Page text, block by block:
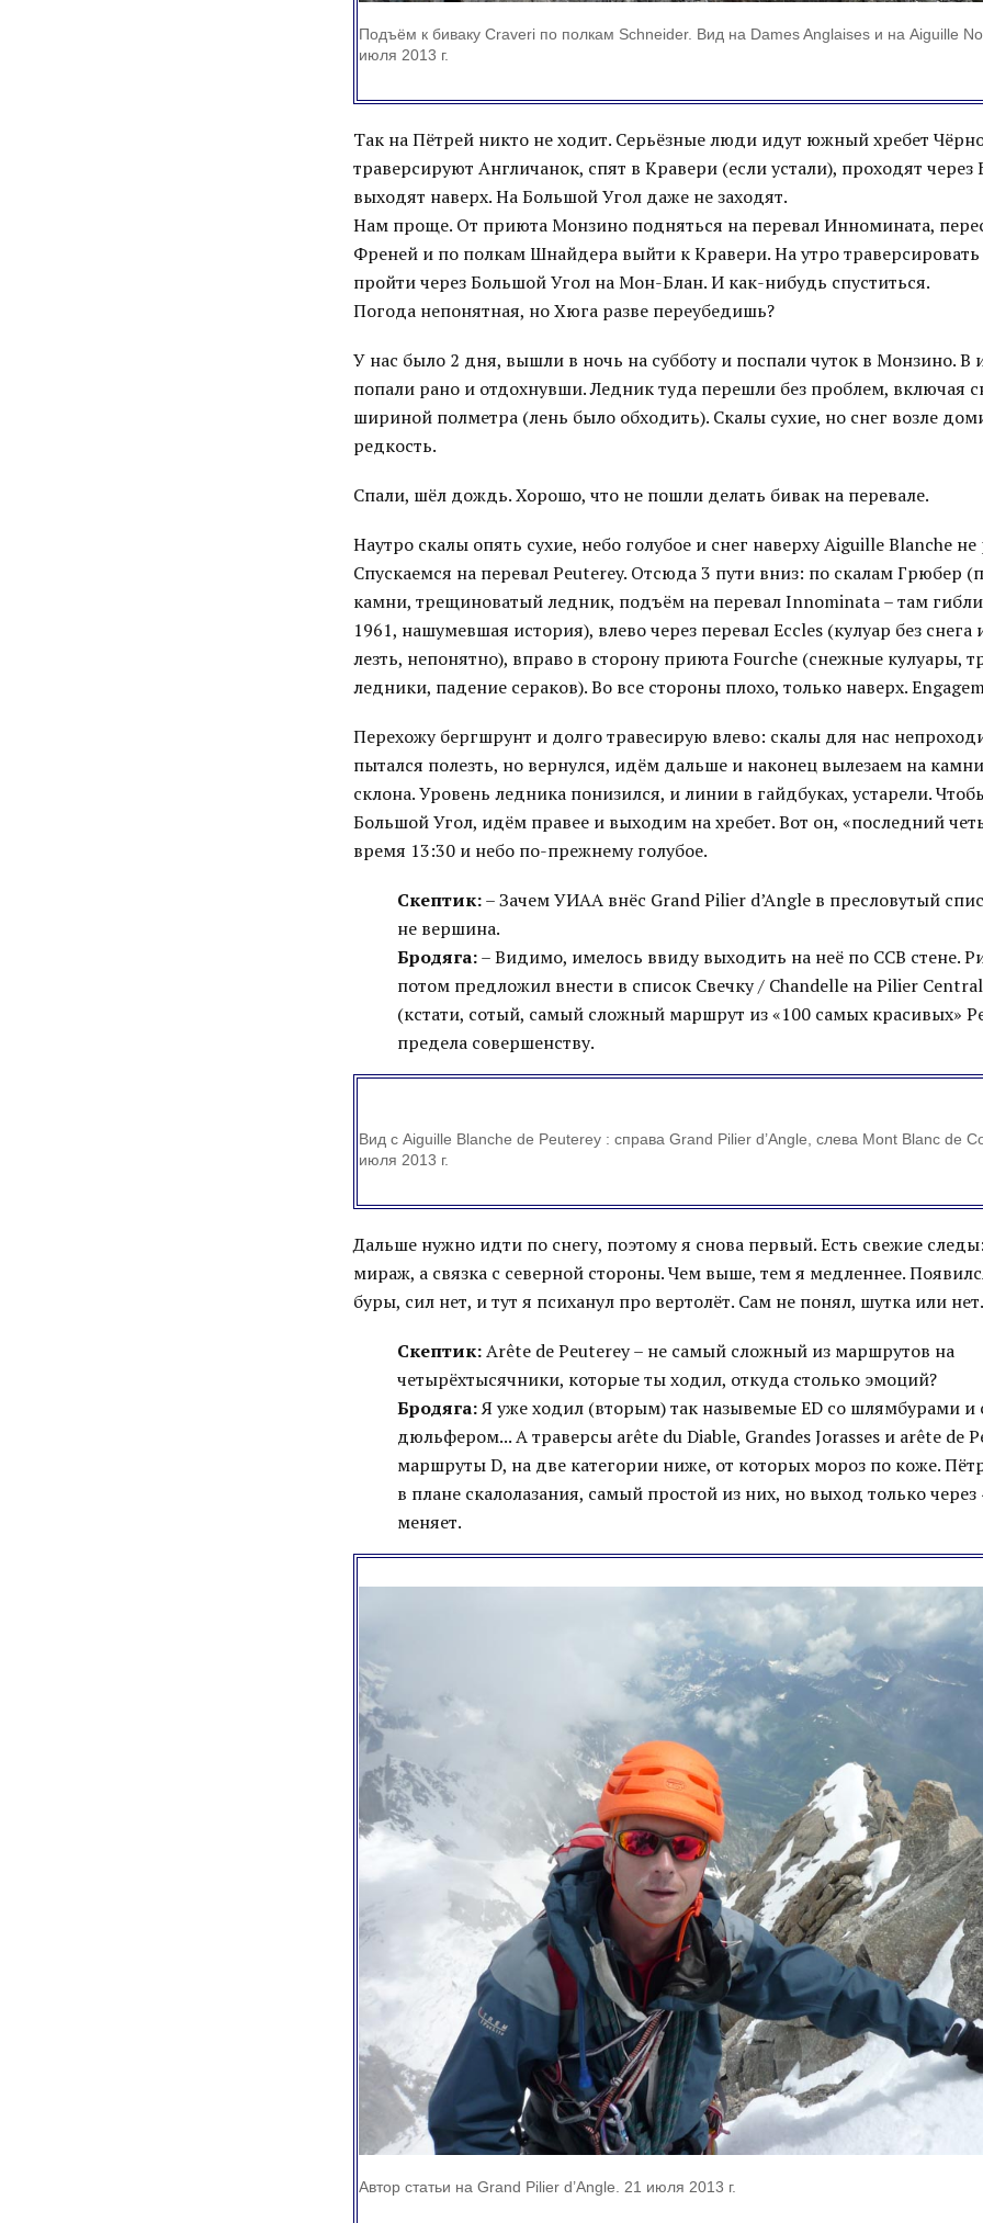
Подъём к биваку Craveri по полкам Schneider. Вид на Dames Anglaises и на Aiguille
июля 2013 г.
Так на Пётрей никто не ходит. Серьёзные люди идут южный хребет
траверсируют Англичанок, спят в Кравери (если устали), проходят через
выходят наверх. На Большой Угол даже не заходят.
Нам проще. От приюта Монзино подняться на перевал Инномината,
Френей и по полкам Шнайдера выйти к Кравери. На утро
пройти через Большой Угол на Мон-Блан. И как-нибудь спуститься.
Погода непонятная, но Хюга разве переубедишь?
У нас было 2 дня, вышли в ночь на субботу и поспали чуток в Монзино. В
попали рано и отдохнувши. Ледник туда перешли без проблем, включая
шириной полметра (лень было обходить). Скалы сухие, но снег возле
редкость.
Спали, шёл дождь. Хорошо, что не пошли делать бивак на перевале.
Наутро скалы опять сухие, небо голубое и снег наверху Aiguille Blanche не
Спускаемся на перевал Peuterey. Отсюда 3 пути вниз: по скалам Грюбер
камни, трещиноватый ледник, подъём на перевал Innominata – там
1961, нашумевшая история), влево через перевал Eccles (кулуар без снега
лезть, непонятно), вправо в сторону приюта Fourche (снежные кулуары,
ледники, падение сераков). Во все стороны плохо, только наверх.
Перехожу бергшрунт и долго травесирую влево: скалы для нас
пытался полезть, но вернулся, идём дальше и наконец вылезаем на
склона. Уровень ледника понизился, и линии в гайдбуках, устарели.
Большой Угол, идём правее и выходим на хребет. Вот он, «последний
время 13:30 и небо по-прежнему голубое.
Скептик:– Зачем УИАА внёс Grand Pilier d’Angle в пресловутый
не вершина.
Бродяга:– Видимо, имелось ввиду выходить на неё по ССВ стене.
потом предложил внести в список Свечку / Chandelle на Pilier
(кстати, сотый, самый сложный маршрут из «100 самых красивых»
предела совершенству.
Вид с Aiguille Blanche de Peuterey : справа Grand Pilier d’Angle, слева Mont Blanc de
июля 2013 г.
Дальше нужно идти по снегу, поэтому я снова первый. Есть свежие
мираж, а связка с северной стороны. Чем выше, тем я медленнее.
буры, сил нет, и тут я психанул про вертолёт. Сам не понял, шутка или нет.
Скептик:Arête de Peuterey – не самый сложный из маршрутов на
четырёхтысячники, которые ты ходил, откуда столько эмоций?
Бродяга:Я уже ходил (вторым) так назывемые ED со шлямбурами и
дюльфером... А траверсы arête du Diable, Grandes Jorasses и arête de
маршруты D, на две категории ниже, от которых мороз по коже.
в плане скалолазания, самый простой из них, но выход только через
меняет.
Автор статьи на Grand Pilier d’Angle. 21 июля 2013 г.